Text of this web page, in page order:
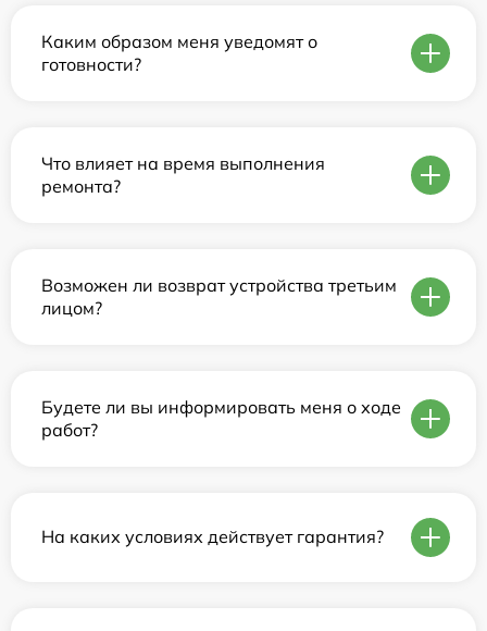
Каким образом меня уведомят о
готовности?
Что влияет на время выполнения
ремонта?
Возможен ли возврат устройства третьим
лицом?
Будете ли вы информировать меня о ходе
работ?
На каких условиях действует гарантия?